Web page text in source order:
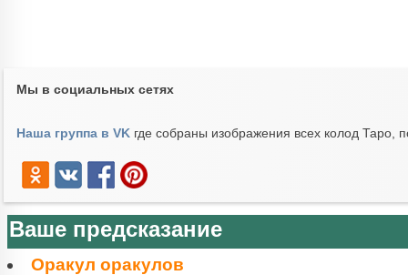
Мы в социальных сетях
Наша группа в VKгде собраны изображения всех колод Таро,
Ваше предсказание
Оракул оракулов